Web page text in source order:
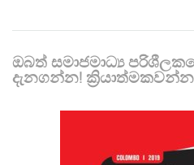
ඔබත් සමාජමාධ්‍ය
දැනගන්න!